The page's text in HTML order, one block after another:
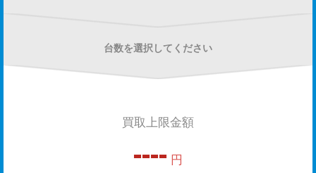
台数を選択してください
買取上限金額
---- 円